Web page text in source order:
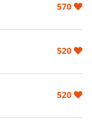
570
520
520